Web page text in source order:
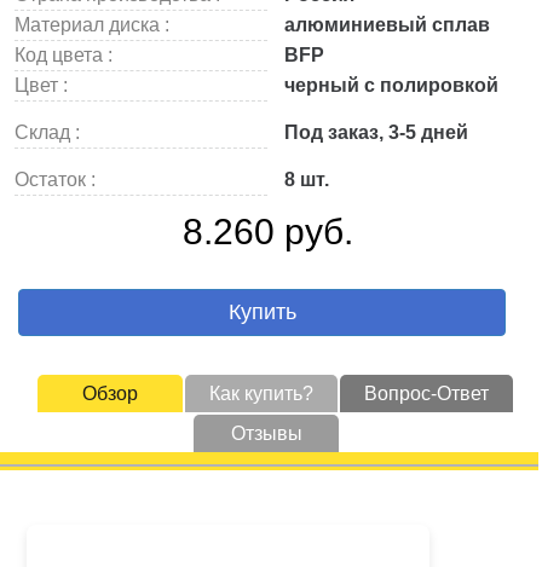
Материал диска :
алюминиевый сплав
Код цвета :
BFP
Цвет :
черный с полировкой
Склад : Под заказ, 3-5 дней
Остаток : 8 шт.
8.260 руб.
Купить
Обзор Как купить?
Вопрос-Ответ
Отзывы